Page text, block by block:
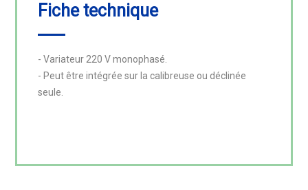
Fiche technique
- Variateur 220 V monophasé.
- Peut être intégrée sur la calibreuse ou déclinée
seule.